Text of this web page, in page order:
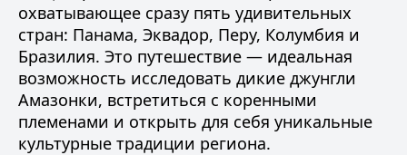
охватывающее сразу пять удивительных
стран: Панама, Эквадор, Перу, Колумбия и
Бразилия. Это путешествие — идеальная
возможность исследовать дикие джунгли
Амазонки, встретиться с коренными
племенами и открыть для себя уникальные
культурные традиции региона.